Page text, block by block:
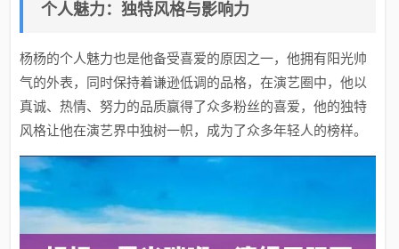
个人魅力：独特风格与影响力
杨杨的个人魅力也是他备受喜爱的原因之一，他拥有阳光帅
气的外表，同时保持着谦逊低调的品格，在演艺圈中，他以
真诚、热情、努力的品质赢得了众多粉丝的喜爱，他的独特
风格让他在演艺界中独树一帜，成为了众多年轻人的榜样。